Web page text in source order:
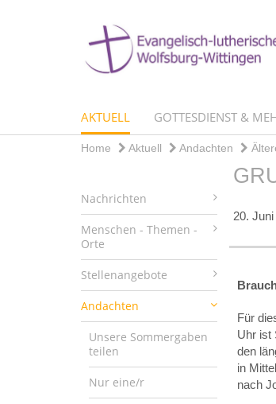
AKTUELL GOTTESDIENST &
Home Aktuell Andachten
Nachrichten
Menschen - Themen -
Orte
Stellenangebote
Andachten
Unsere Sommergaben
teilen
Nur eine/r
20.
Für
Uhr ist
den
in
nach